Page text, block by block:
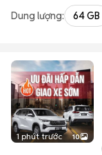
Dung lượng: 64 GB
1 phút trước 10